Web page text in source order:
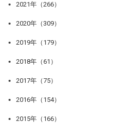
2021年（266）
2020年（309）
2019年（179）
2018年（61）
2017年（75）
2016年（154）
2015年（166）